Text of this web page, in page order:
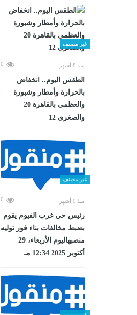
غير مصنف
منذ 8 أشهر 0
الطقس اليوم.. انخفاض
بالحرارة وأمطار وشبورة
والعظمى بالقاهرة 20
والصغرى 12
غير مصنف
منذ 9 أشهر 0
رئيس حي غرب الفيوم يقوم
بضبط مخالفات بناء فور توليه
منصبهاليوم الأربعاء، 29
أكتوبر 2025 12:34 مـ